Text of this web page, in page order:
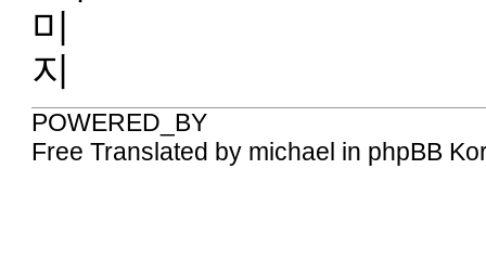
POWERED_BY
Free Translated by michael in phpBB